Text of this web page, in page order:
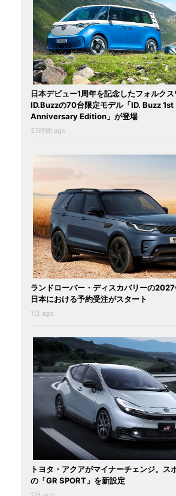
日本デビュー1周年を記念したフォルク
ID.Buzzの70台限定モデル「ID. Buzz 1st
Anniversary Edition」が登場
23時間 ago
ランドローバー・ディスカバリーの
日本における予約受注がスタート
1日 ago
トヨタ・アクアがマイナーチェンジ。ス
の「GR SPORT」を新設定